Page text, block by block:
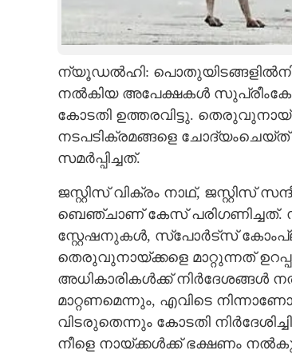
LITERATURE
CONTACT US
ന്യൂഡൽഹി:
നൽകിയ അപേക്ഷകൾ
കോടതി ഉത്തരവിട്ടു.
നടപടിക്രമങ്ങളെ
സമർപ്പിച്ചത്.
ജസ്റ്റിസ് വിക്രം നാഥ്, ജസ്റ്റിസ്
ബെഞ്ചാണ് കേസ്
സ്റ്റേഷനുകൾ, സ്‌പോർട്‌സ്
തെരുവുനായ്ക്കളെ മാറ്റുന്നത്
അധികാരികൾക്ക് നിർദേശങ്ങൾ
മാറ്റണമെന്നും, എവിടെ
വിടരുതെന്നും കോടതി
നീളെ നായ്ക്കൾക്ക് ഭക്ഷണം